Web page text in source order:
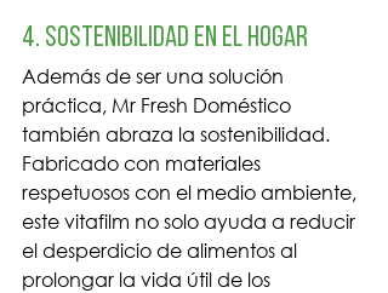
4. Sostenibilidad en el Hogar
Además de ser una solución
práctica, Mr Fresh Doméstico
también abraza la sostenibilidad.
Fabricado con materiales
respetuosos con el medio ambiente,
este vitafilm no solo ayuda a reducir
el desperdicio de alimentos al
prolongar la vida útil de los